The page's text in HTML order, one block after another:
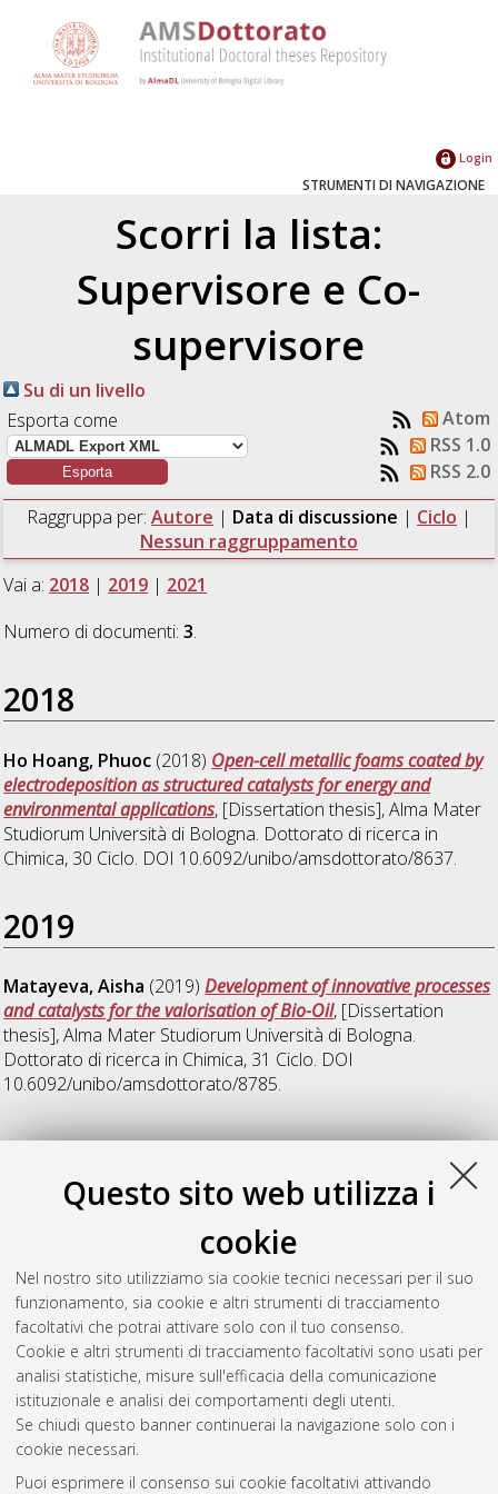
Questo sito web utilizza i
cookie
Nel nostro sito utilizziamo sia cookie tecnici necessari per il suo
funzionamento, sia cookie e altri strumenti di tracciamento
facoltativi che potrai attivare solo con il tuo consenso.
Cookie e altri strumenti di tracciamento facoltativi sono usati per
analisi statistiche, misure sull'efficacia della comunicazione
istituzionale e analisi dei comportamenti degli utenti.
Se chiudi questo banner continuerai la navigazione solo con i
cookie necessari.
Puoi esprimere il consenso sui cookie facoltativi attivando
Login
STRUMENTI DI NAVIGAZIONE
Scorri la lista:
Supervisore e Co-
supervisore
Su di un livello
Esporta come
Atom
RSS 1.0
RSS 2.0
Raggruppa per: Autore | Data di discussione | Ciclo |
Nessun raggruppamento
Vai a: 2018 | 2019 | 2021
Numero di documenti:3.
2018
Ho Hoang, Phuoc (2018) Open-cell metallic foams coated by
electrodeposition as structured catalysts for energy and
environmental applications, [Dissertation thesis], Alma Mater
Studiorum Università di Bologna. Dottorato di ricerca in
Chimica, 30 Ciclo. DOI 10.6092/unibo/amsdottorato/8637.
2019
Matayeva, Aisha (2019)Development of innovative processes
and catalysts for the valorisation of Bio-Oil, [Dissertation
thesis], Alma Mater Studiorum Università di Bologna.
Dottorato di ricerca in Chimica, 31 Ciclo. DOI
10.6092/unibo/amsdottorato/8785.
2021
Blair Vasquez, Paola (2021)
Upgrading Bio-Platform
Molecules in the Gas-Phase: From Levulinic Acid to Bio-
, [Dissertation thesis], Alma Mater Studiorum
Università di Bologna. Dottorato di ricerca inChimica, 33 Ciclo.
DOI 10.48676/unibo/amsdottorato/9553.
Questa lista e' stata generata ilSat Aug 8 20:45:30 2026
Atom